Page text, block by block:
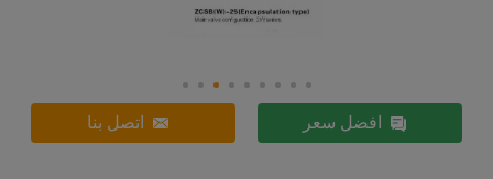
افضل سعر اتصل بنا